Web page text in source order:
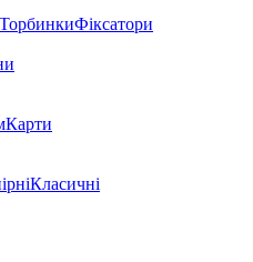
ТорбинкиФіксатори
Карти
Класичні